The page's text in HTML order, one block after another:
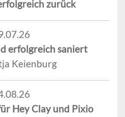
zurück
erfolgreich saniert
Keienburg
Hey Clay und Pixio